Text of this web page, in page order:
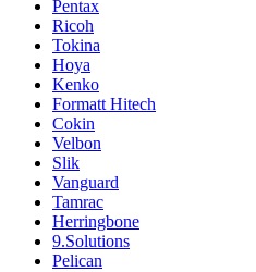
Pentax
Ricoh
Tokina
Hoya
Kenko
Formatt Hitech
Cokin
Velbon
Slik
Vanguard
Tamrac
Herringbone
9.Solutions
Pelican